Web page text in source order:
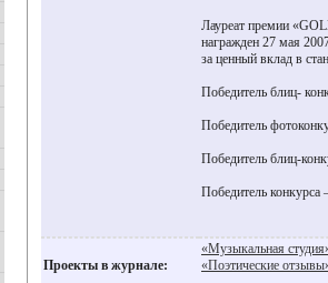
Лауреат премии
награжден 27 мая
за ценный вклад в
Победитель блиц-
Победитель
Победитель блиц-
Победитель конкурса
Проекты в журнале:
«Музыкальная
«Поэтические